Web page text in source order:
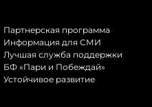
Партнерская программа
Информация для СМИ
Лучшая служба поддержки
БФ «Пари и Побеждай»
Устойчивое развитие